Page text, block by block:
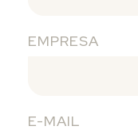
EMPRESA
E-MAIL